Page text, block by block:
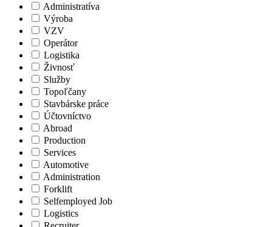
Administratíva
Výroba
VZV
Operátor
Logistika
Živnosť
Služby
Topoľčany
Stavbárske práce
Účtovníctvo
Abroad
Production
Services
Automotive
Administration
Forklift
Selfemployed Job
Logistics